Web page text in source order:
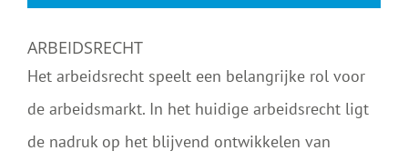
ARBEIDSRECHT
Het arbeidsrecht speelt een belangrijke rol voor
de arbeidsmarkt. In het huidige arbeidsrecht ligt
de nadruk op het blijvend ontwikkelen van